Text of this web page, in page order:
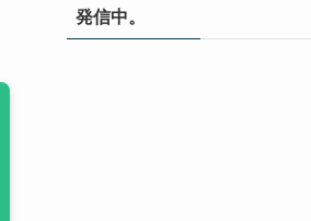
発信中。